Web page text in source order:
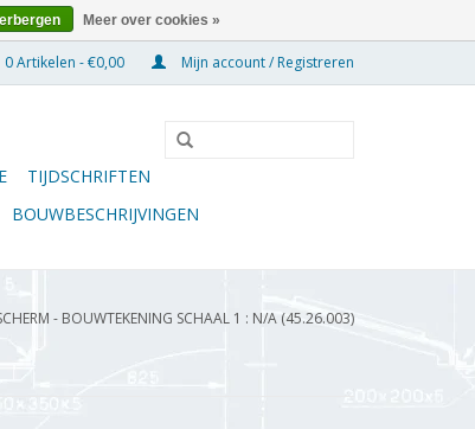
0 Artikelen - €0,00 Mijn account / Registreren
TIJDSCHRIFTEN
BOUWBESCHRIJVINGEN
- BOUWTEKENING SCHAAL 1 : N/A (45.26.003)
Meer over cookies »